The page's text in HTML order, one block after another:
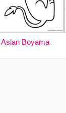
Aslan Boyama